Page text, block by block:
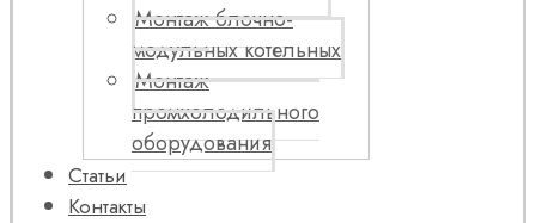
Монтаж блочно-
модульных котельных
Монтаж
промхолодильного
оборудования
Статьи
Контакты